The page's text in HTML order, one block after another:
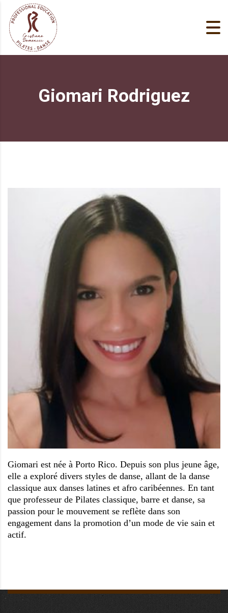
Giomari Rodriguez
Giomari est née à Porto Rico. Depuis son plus jeune âge,
elle a exploré divers styles de danse, allant de la danse
classique aux danses latines et afro caribéennes. En tant
que professeur de Pilates classique, barre et danse, sa
passion pour le mouvement se reflète dans son
engagement dans la promotion d’un mode de vie sain et
actif.